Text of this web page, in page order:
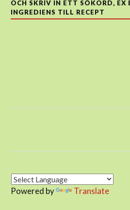
OCH SKRIV IN ETT SÖKORD, EX
INGREDIENS TILL RECEPT
Powered by Translate